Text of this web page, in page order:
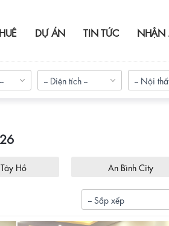
DỰ ÁN TIN TỨC NHẬN
-- Diện tích -- -- Nội
Hồ An Bình City
-- Sắp xếp